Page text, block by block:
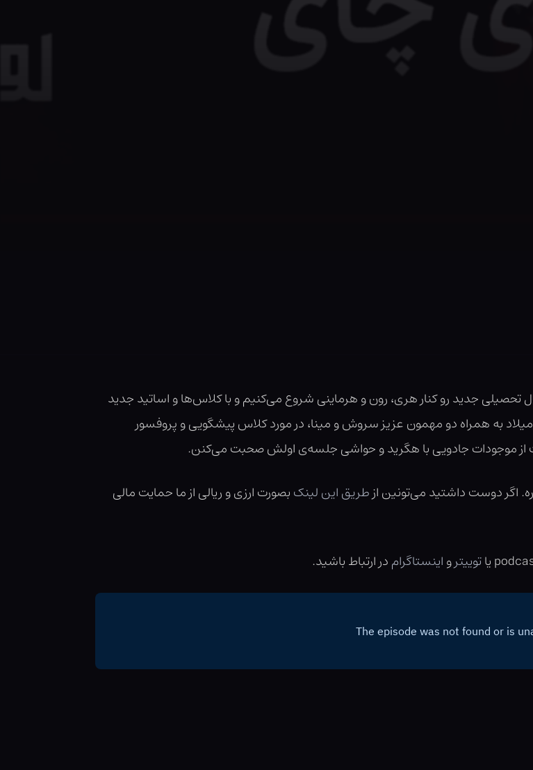
جدید رو کنار هری، رون و هرماینی شروع می‌کنیم و با کلاس‌ها و اساتید جدید
به همراه دو مهمون عزیز سروش و مینا، در مورد کلاس پیشگویی و پروفسور
از موجودات جادویی با هگرید و حواشی جلسه‌ی اولش صحبت می‌کنن.
اگر دوست داشتید می‌تونین ازطریق این لینکبصورت ارزی و ریالی از ما حمایت مالی
توییترواینستاگرامدر ارتباط باشید.